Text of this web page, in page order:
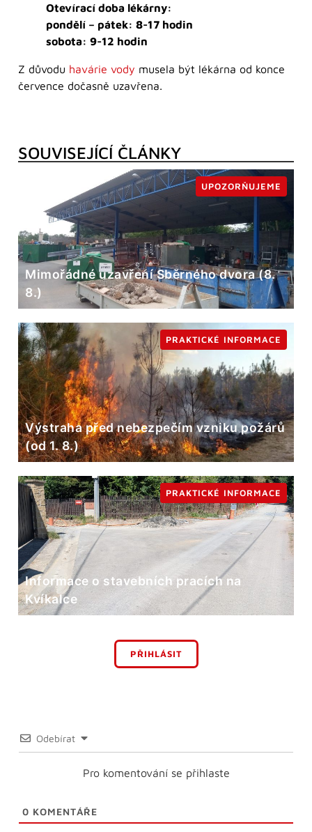
Otevírací doba lékárny:
pondělí – pátek: 8-17 hodin
sobota: 9-12 hodin
Z důvodu havárie vody musela být lékárna od konce
července dočasně uzavřena.
SOUVISEJÍCÍ ČLÁNKY
Mimořádné uzavření Sběrného dvora (8.
8.)
UPOZORŇUJEME
Výstraha před nebezpečím vzniku požárů
(od 1. 8.)
PRAKTICKÉ INFORMACE
Informace o stavebních pracích na
Kvíkalce
PRAKTICKÉ INFORMACE
PŘIHLÁSIT
Odebírat
Pro komentování se přihlaste
0 KOMENTÁŘE